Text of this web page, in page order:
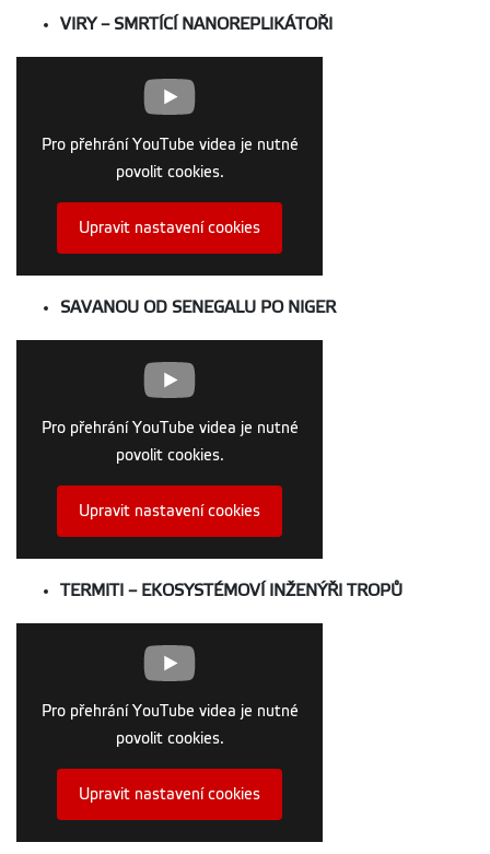
VIRY – SMRTÍCÍ NANOREPLIKÁTOŘI
Pro přehrání YouTube videa je nutné
povolit cookies.
Upravit nastavení cookies
SAVANOU OD SENEGALU PO NIGER
Pro přehrání YouTube videa je nutné
povolit cookies.
Upravit nastavení cookies
TERMITI – EKOSYSTÉMOVÍ INŽENÝŘI TROPŮ
Pro přehrání YouTube videa je nutné
povolit cookies.
Upravit nastavení cookies